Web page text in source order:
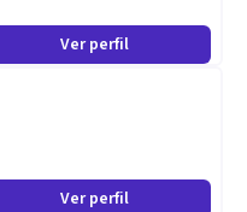
Ver perfil
Ver perfil